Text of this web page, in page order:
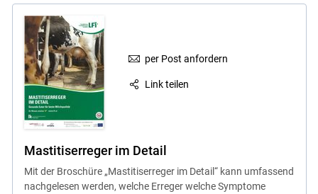
per Post anfordern
Link teilen
Mastitiserreger im Detail
Mit der Broschüre „Mastitiserreger im Detail“ kann umfassend
nachgelesen werden, welche Erreger welche Symptome